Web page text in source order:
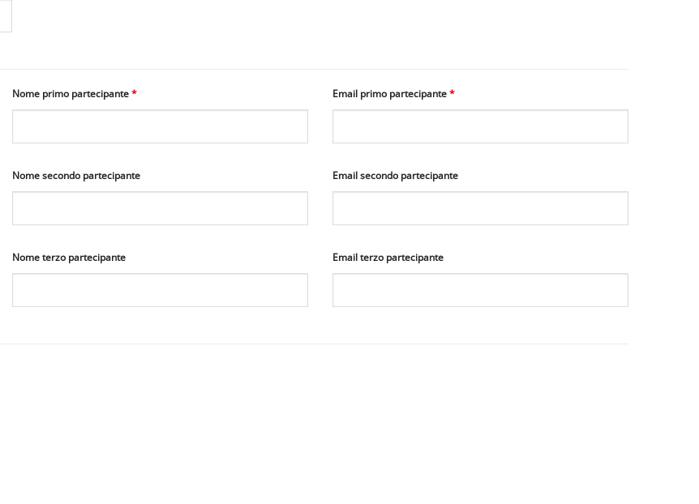
Nome primo partecipante* Email primo partecipante*
Nome secondo partecipante Email secondo partecipante
Nome terzo partecipante Email terzo partecipante